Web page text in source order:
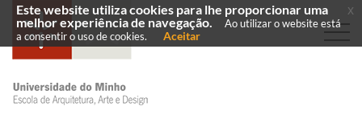
Este website utiliza cookies para lhe proporcionar uma
melhor experiência de navegação.
Ao utilizar o website está
a consentir o uso de cookies.
Aceitar
x